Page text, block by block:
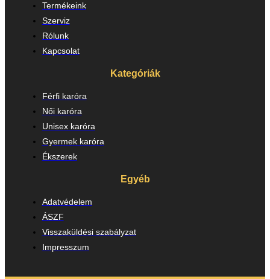
Termékeink
Szerviz
Rólunk
Kapcsolat
Kategóriák
Férfi karóra
Női karóra
Unisex karóra
Gyermek karóra
Ékszerek
Egyéb
Adatvédelem
ÁSZF
Visszaküldési szabályzat
Impresszum